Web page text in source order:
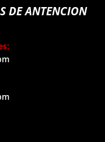
DE ANTENCION